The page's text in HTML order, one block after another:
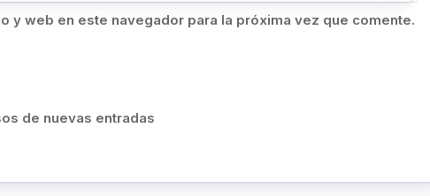
y web en este navegador para la próxima vez que comente.
de nuevas entradas